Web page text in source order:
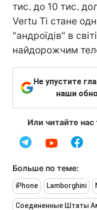
тис. до 10 тис.
Vertu Ti стане
"андроїдів" в
найдорожчим
Не упустите
наши
Или читайте нас
Больше по теме:
iPhone Lamborghini
Соединенные Штаты